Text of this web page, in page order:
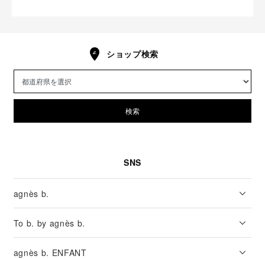
ショップ検索
検索
SNS
agnès b.
To b. by agnès b.
agnès b. ENFANT